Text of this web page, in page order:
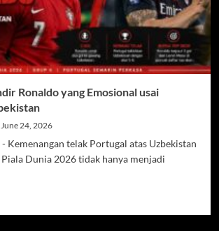
Ronaldo yang Emosional usai
June 24, 2026
Kemenangan telak Portugal atas Uzbekistan
Dunia 2026 tidak hanya menjadi